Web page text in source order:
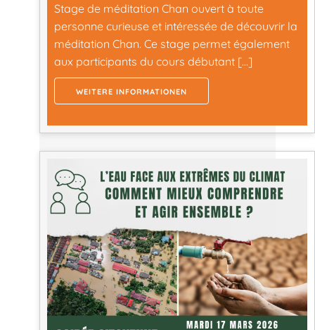
Stage de méditation Chan ouvert à toute
personne curieuse et intéressée de découvrir la
méditation Chan. Ce stage permet également
aux participants du cours débutant […]
WEITERE INFORMATIONEN